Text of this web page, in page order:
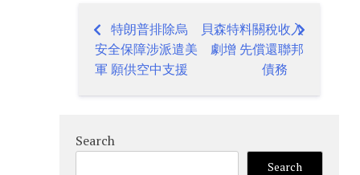
Post
navigation
特朗普排除烏
安全保障涉派遣美
軍 願供空中支援
貝森特料關稅收入
劇增 先償還聯邦
債務
Search
Search